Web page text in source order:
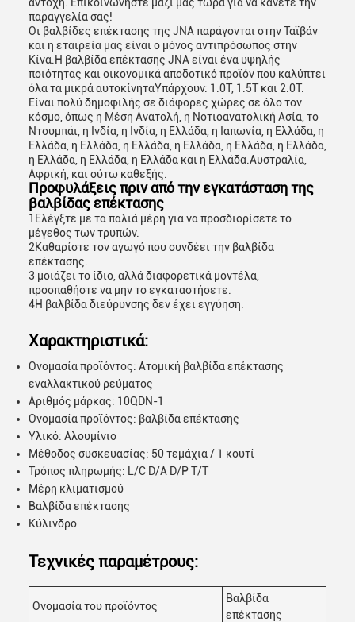
παραγγελία σας!
Οι βαλβίδες επέκτασης της JNA παράγονται στην Ταϊβάν
και η εταιρεία μας είναι ο μόνος αντιπρόσωπος στην
Κίνα.Η βαλβίδα επέκτασης JNA είναι ένα υψηλής
ποιότητας και οικονομικά αποδοτικό προϊόν που καλύπτει
όλα τα μικρά αυτοκίνηταΥπάρχουν: 1.0T, 1.5T και 2.0T.
Είναι πολύ δημοφιλής σε διάφορες χώρες σε όλο τον
κόσμο, όπως η Μέση Ανατολή, η Νοτιοανατολική Ασία, το
Ντουμπάι, η Ινδία, η Ινδία, η Ελλάδα, η Ιαπωνία, η Ελλάδα, η
Ελλάδα, η Ελλάδα, η Ελλάδα, η Ελλάδα, η Ελλάδα, η Ελλάδα,
η Ελλάδα, η Ελλάδα, η Ελλάδα και η Ελλάδα.Αυστραλία,
Αφρική, και ούτω καθεξής.
Προφυλάξεις πριν από την εγκατάσταση της
βαλβίδας επέκτασης
1Ελέγξτε με τα παλιά μέρη για να προσδιορίσετε το
μέγεθος των τρυπών.
2Καθαρίστε τον αγωγό που συνδέει την βαλβίδα
επέκτασης.
3 μοιάζει το ίδιο, αλλά διαφορετικά μοντέλα,
προσπαθήστε να μην το εγκαταστήσετε.
4Η βαλβίδα διεύρυνσης δεν έχει εγγύηση.
Χαρακτηριστικά:
Ονομασία προϊόντος: Ατομική βαλβίδα επέκτασης
εναλλακτικού ρεύματος
Αριθμός μάρκας: 10QDN-1
Ονομασία προϊόντος: βαλβίδα επέκτασης
Υλικό: Αλουμίνιο
Μέθοδος συσκευασίας: 50 τεμάχια / 1 κουτί
Τρόπος πληρωμής: L/C D/A D/P T/T
Μέρη κλιματισμού
Βαλβίδα επέκτασης
Κύλινδρο
Τεχνικές παραμέτρους:
Ονομασία του προϊόντος
Βαλβίδα
επέκτασης